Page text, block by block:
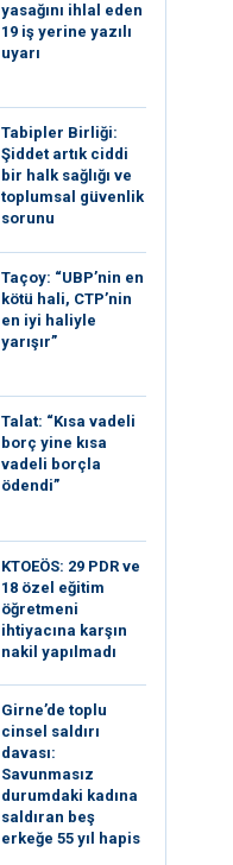
yasağını ihlal eden
19 iş yerine yazılı
uyarı
Tabipler Birliği:
Şiddet artık ciddi
bir halk sağlığı ve
toplumsal güvenlik
sorunu
Taçoy: “UBP’nin en
kötü hali, CTP’nin
en iyi haliyle
yarışır”
Talat: “Kısa vadeli
borç yine kısa
vadeli borçla
ödendi”
KTOEÖS: 29 PDR ve
18 özel eğitim
öğretmeni
ihtiyacına karşın
nakil yapılmadı
Girne’de toplu
cinsel saldırı
davası:
Savunmasız
durumdaki kadına
saldıran beş
erkeğe 55 yıl hapis